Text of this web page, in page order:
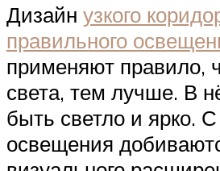
Дизайн узкого
правильного
применяют правило,
света, тем лучше. В
быть светло и ярко.
освещения